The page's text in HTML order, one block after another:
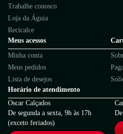
Trabalhe conosco
Loja da Águia
Recicalce
Meus acessos
Minha conta
Meus pedidos
Lista de desejos
Horário de atendimento
Oscar Calçados
De segunda a sexta, 9h às 17h
(exceto feriados)